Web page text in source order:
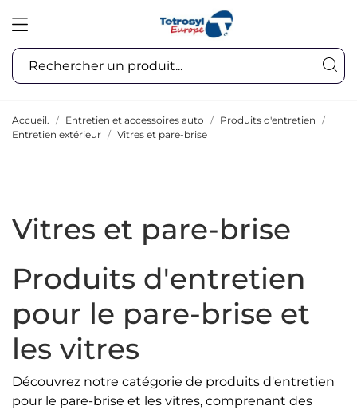
Accueil. Entretien et accessoires auto
Produits d'entretien
Entretien extérieur
Vitres et pare-brise
Vitres et pare-brise
Produits d'entretien
pour le pare-brise et
les vitres
Découvrez notre catégorie de produits d'entretien
pour le pare-brise et les vitres, comprenant des